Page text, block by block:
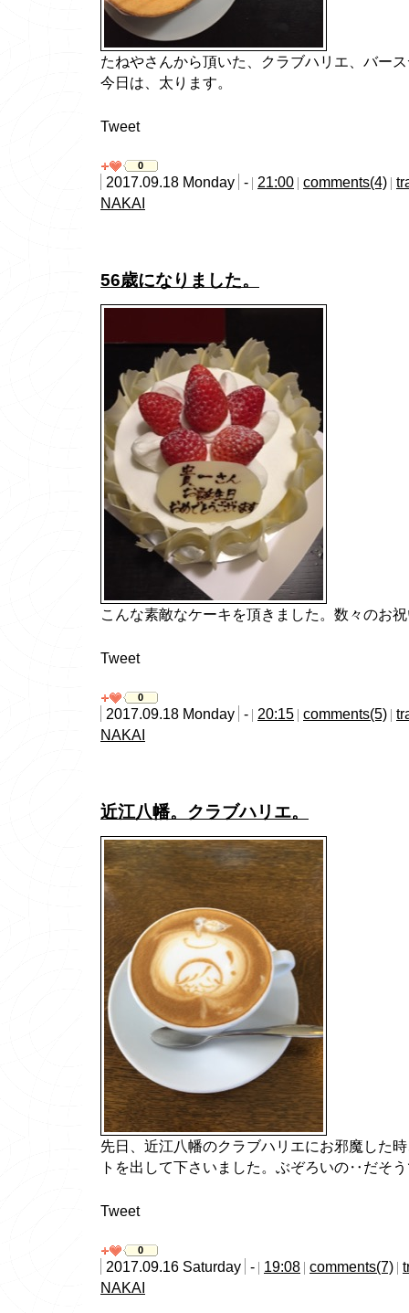
たねやさんから頂いた、クラブハリエ、バー
今日は、太ります。
Tweet
0
2017.09.18 Monday - 21:00 comments(4)
NAKAI
56歳になりました。
こんな素敵なケーキを頂きました。数々のお
Tweet
0
2017.09.18 Monday - 20:15 comments(5)
NAKAI
近江八幡。クラブハリエ。
先日、近江八幡のクラブハリエにお邪魔した
トを出して下さいました。ぶぞろいの‥だそ
Tweet
0
2017.09.16 Saturday - 19:08 comments(7)
NAKAI